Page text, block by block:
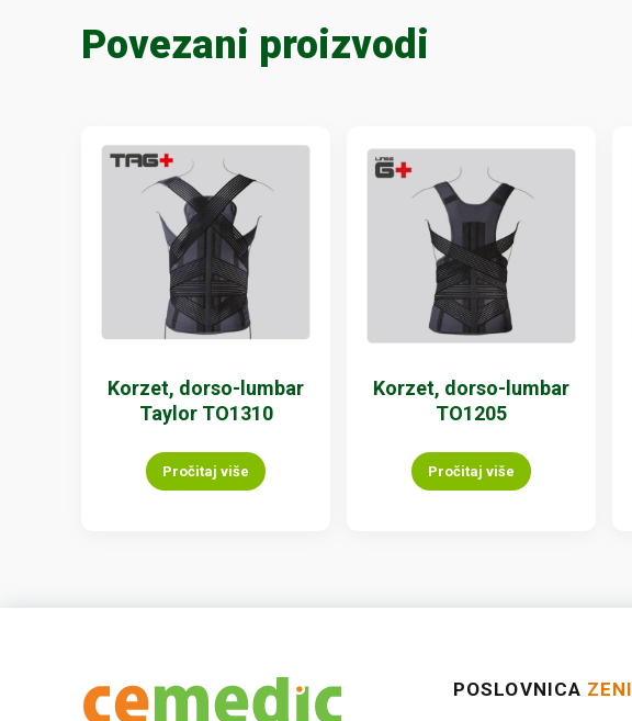
Povezani proizvodi
Korzet, dorso-lumbar
Taylor TO1310
Pročitaj više
Korzet, dorso-lumbar
TO1205
Pročitaj više
POSLOVNICA